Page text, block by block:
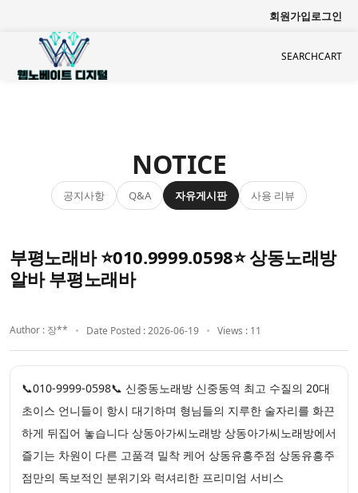
회원가입로그인
SEARCHCART
NOTICE
공지사항 Q&A 자유게시판 사용 리뷰
부평노래바 ⭐010.9999.0598⭐ 상동노래방
알바 부평노래바
Author : 장** Date Posted : 2026-06-19 Views : 11
📞010-9999-0598📞 신중동노래방 신중동역 최고 수질의 20대
초이스 언니들이 항시 대기하며 형님들의 지루한 술자리를 화끈
하게 뒤집어 놓습니다 상동아가씨노래방 상동아가씨노래방에서
즐기는 차원이 다른 고품격 밀착 케어 상동유흥주점 상동유흥주
점만의 독보적인 분위기와 럭셔리한 프리미엄 서비스